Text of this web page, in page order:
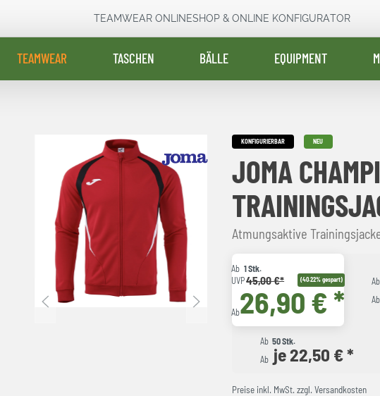
TEAMWEAR ONLINESHOP & ONLINE KONFIGURATOR
TEAMWEAR TASCHEN BÄLLE EQUIPMENT
KONFIGURIERBAR NEU
JOMA
Atmungsaktive
Ab 1 Stk.
UVP45,00 €* (40.22% gespart)
Ab26,90 € *
Ab
Ab
Ab 50 Stk.
Ab je 22,50 € *
Preise inkl. MwSt. zzgl. Versandkosten